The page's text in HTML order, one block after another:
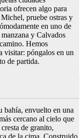
ofrecen algo para
pruebe ostras y
en uno de
y Calvados
Hemos
visitar: póngalos en un
de partida.
bahía, envuelto en una
cercano al cielo que
de granito,
de la cima. Construido